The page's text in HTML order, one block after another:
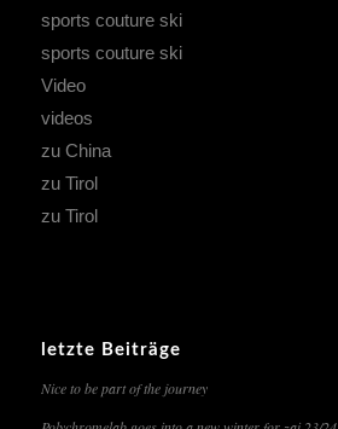
sports couture ski
sports couture ski
Video
videos
zu China
zu Tirol
zu Tirol
letzte Beiträge
Nice to be part of the journey